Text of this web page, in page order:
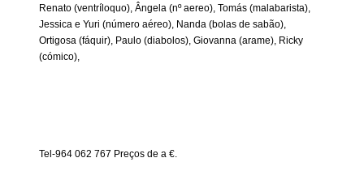
Renato (ventríloquo), Ângela (nº aereo), Tomás (malabarista),
Jessica e Yuri (número aéreo), Nanda (bolas de sabão),
Ortigosa (fáquir), Paulo (diabolos), Giovanna (arame), Ricky
(cómico),
Tel-964 062 767 Preços de a €.